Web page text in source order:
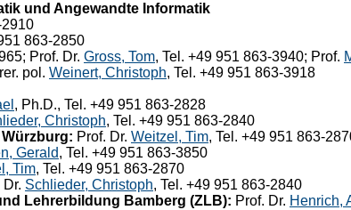
und Angewandte Informatik
2910
863-2850
Prof. Dr. Gross, Tom, Tel. +49 951 863-3940; Prof.
pol. Weinert, Christoph, Tel. +49 951 863-3918
, Ph.D., Tel. +49 951 863-2828
Christoph, Tel. +49 951 863-2840
Prof. Dr. Weitzel, Tim, Tel. +49 951 863-
Gerald, Tel. +49 951 863-3850
Tim, Tel. +49 951 863-2870
Dr. Schlieder, Christoph, Tel. +49 951 863-2840
Lehrerbildung Bamberg (ZLB): Prof. Dr. Henrich,